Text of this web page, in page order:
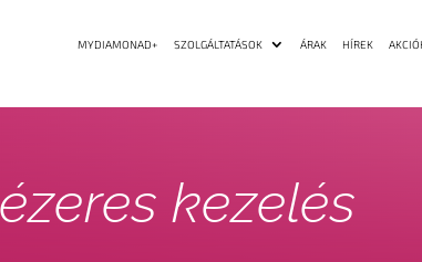
MYDIAMONAD+ SZOLGÁLTATÁSOK ÁRAK HÍREK
kezelés